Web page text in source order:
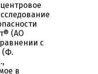
(АО
с
(Ф.
в